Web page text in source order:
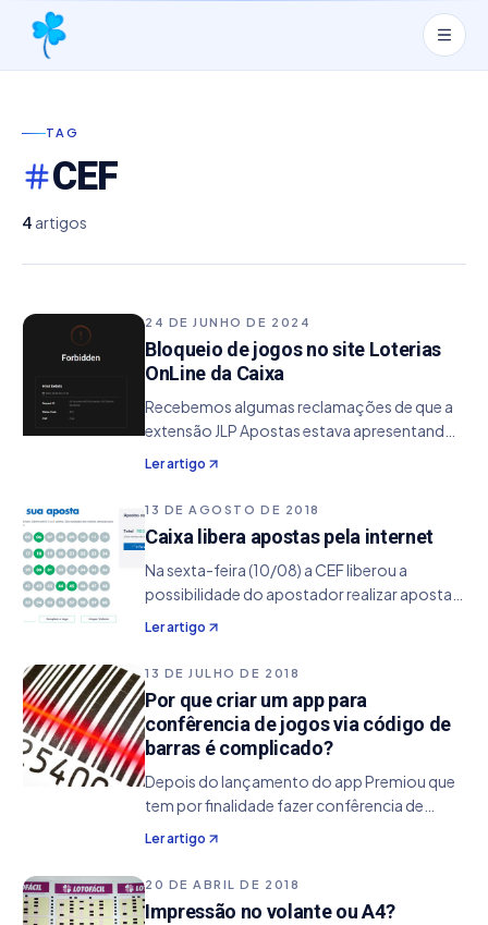
TAG
CEF
4 artigos
24 DE JUNHO DE 2024
Bloqueio de jogos no site Loterias
OnLine da Caixa
Recebemos algumas reclamações de que a
extensão JLP Apostas estava apresentando
problemas ao preencher os jogos,
retornando em alguns casos um erro de
bloqueio temporário. Após análise,
percebemos que o erro ocorria…
Ler artigo
13 DE AGOSTO DE 2018
Caixa libera apostas pela internet
Na sexta-feira (10/08) a CEF liberou a
possibilidade do apostador realizar apostas
pela internet. Os jogos disponíveis são
todos, exceto a Loteria Federal que por sua
vez não depende de apostas e sim da
compra do…
Ler artigo
13 DE JULHO DE 2018
Por que criar um app para
confêrencia de jogos via código de
barras é complicado?
Depois do lançamento do app Premiou que
tem por finalidade fazer confêrencia de
jogos de loterias usando o comando de voz ,
recebemos alguns e-mails solicitando que
nas próximas versões o mesmo faça a
conferência pelo…
Ler artigo
20 DE ABRIL DE 2018
Impressão no volante ou A4?